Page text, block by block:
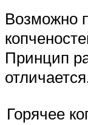
Возможно
Принцип
Горячее